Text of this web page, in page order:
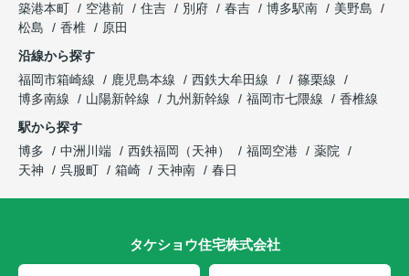
築港本町
空港前 住吉 別府 春吉 博多駅南
美野島
松島
香椎
原田
沿線から探す
福岡市箱崎線
鹿児島本線 西鉄大牟田線
篠栗線
博多南線
山陽新幹線 九州新幹線 福岡市七隈線
香椎線
駅から探す
博多
中洲川端 西鉄福岡（天神） 福岡空港
薬院
天神
呉服町 箱崎 天神南 春日
タケショウ住宅株式会社